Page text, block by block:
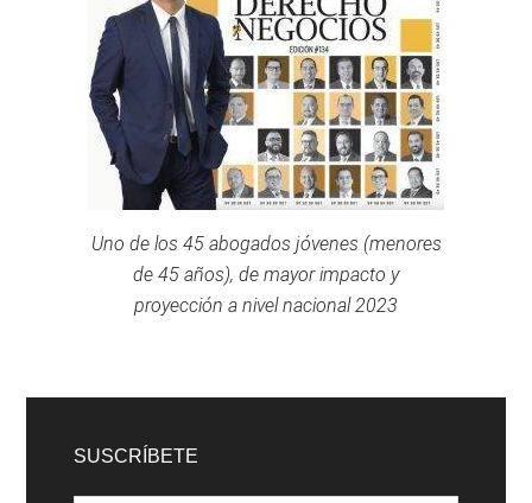
Uno de los 45 abogados jóvenes (menores
de 45 años), de mayor impacto y
proyección a nivel nacional 2023
SUSCRÍBETE